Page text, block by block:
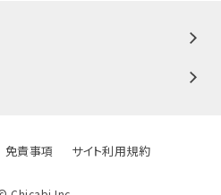
免責事項 サイト利用規約